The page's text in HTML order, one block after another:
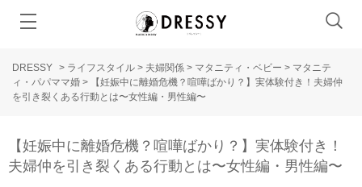
DRESSY > ライフスタイル > 夫婦関係 > マタニティ・ベビー > マタニテ
ィ・パパママ婚 >
【妊娠中に離婚危機？喧嘩ばかり？】実体験付き！夫婦仲
を引き裂くある行動とは〜女性編・男性編〜
【妊娠中に離婚危機？喧嘩ばかり？】実体験付き！
夫婦仲を引き裂くある行動とは〜女性編・男性編〜